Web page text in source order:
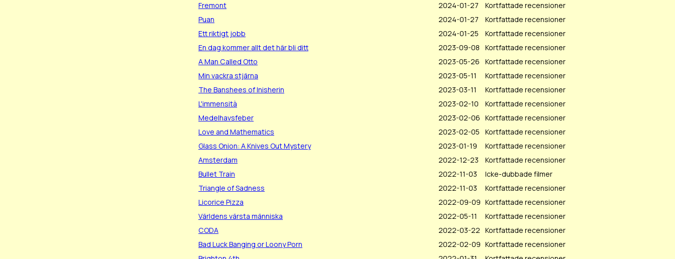
Fremont
2024-01-27
Kortfattade recensioner
Puan
2024-01-27
Kortfattade recensioner
Ett riktigt jobb
2024-01-25
Kortfattade recensioner
En dag kommer allt det här bli ditt
2023-09-08
Kortfattade recensioner
A Man Called Otto
2023-05-26
Kortfattade recensioner
Min vackra stjärna
2023-05-11
Kortfattade recensioner
The Banshees of Inisherin
2023-03-11
Kortfattade recensioner
L'immensità
2023-02-10
Kortfattade recensioner
Medelhavsfeber
2023-02-06 Kortfattade recensioner
Love and Mathematics
2023-02-05
Kortfattade recensioner
Glass Onion: A Knives Out Mystery
2023-01-19
Kortfattade recensioner
Amsterdam
2022-12-23
Kortfattade recensioner
Bullet Train
2022-11-03
Icke-dubbade filmer
Triangle of Sadness
2022-11-03
Kortfattade recensioner
Licorice Pizza
2022-09-09 Kortfattade recensioner
Världens värsta människa
2022-05-11
Kortfattade recensioner
CODA
2022-03-22 Kortfattade recensioner
Bad Luck Banging or Loony Porn
2022-02-09 Kortfattade recensioner